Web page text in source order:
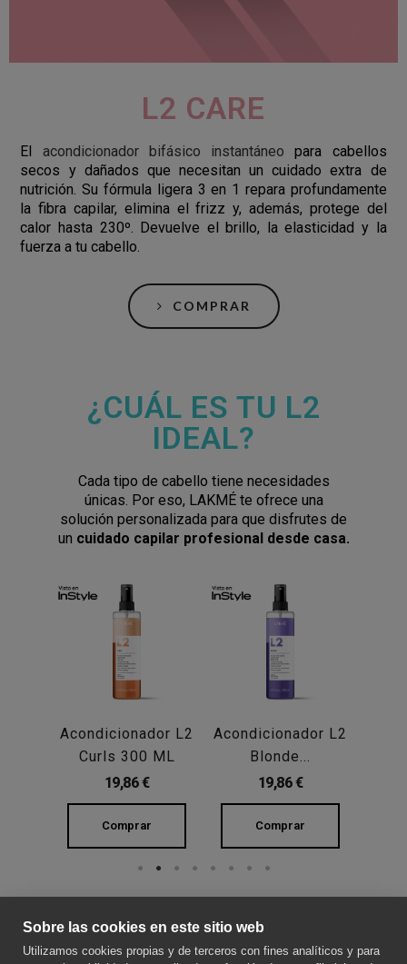
L2 CARE
El acondicionador bifásico instantáneo para cabellos
secos y dañados que necesitan un cuidado extra de
nutrición. Su fórmula ligera 3 en 1 repara profundamente
la fibra capilar, elimina el frizz y, además, protege del
calor hasta 230º. Devuelve el brillo, la elasticidad y la
fuerza a tu cabello.
COMPRAR
¿CUÁL ES TU L2
IDEAL?
Cada tipo de cabello tiene necesidades
únicas. Por eso, LAKMÉ te ofrece una
solución personalizada para que disfrutes de
un cuidado capilar profesional desde casa.
Acondicionador L2
Curls 300 ML
19,86 €
Comprar
Acondicionador L2
Blonde...
19,86 €
Comprar
SOBRE NOSOTROS
Sobre las cookies en este sitio web
Utilizamos cookies propias y de terceros con fines analíticos y para